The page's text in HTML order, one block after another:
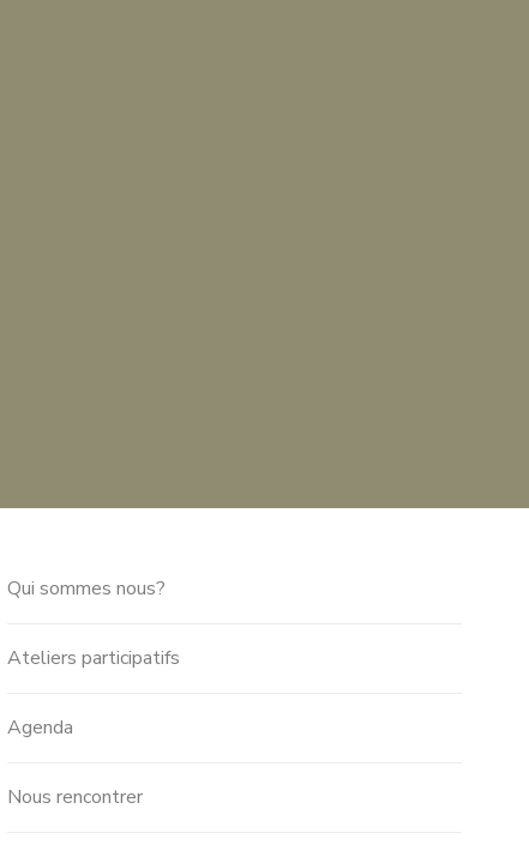
Qui sommes nous?
Ateliers participatifs
Agenda
Nous rencontrer